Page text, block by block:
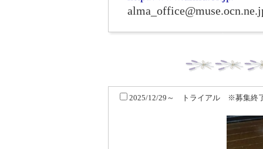
2025/12/29～ トライアル ※募集終